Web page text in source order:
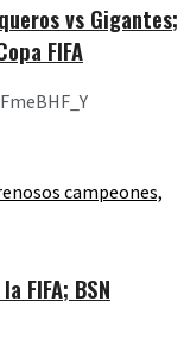
vs Gigantes;
FIFA
FIFA; BSN